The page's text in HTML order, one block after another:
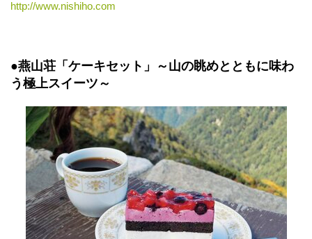
http://www.nishiho.com
●燕山荘「ケーキセット」～山の眺めとともに味わ
う極上スイーツ～